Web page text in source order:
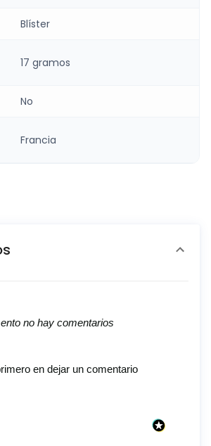
Blíster
17 gramos
No
Francia
no hay comentarios
en dejar un comentario
loaded